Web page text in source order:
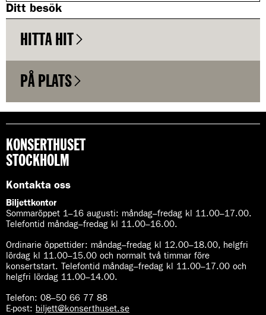
Ditt besök
HITTA HIT
PÅ PLATS
KONSERTHUSET
STOCKHOLM
Kontakta oss
Biljettkontor
Sommaröppet 1–16 augusti: måndag–fredag kl 11.00–17.00.
Telefontid måndag–fredag kl 11.00–16.00.
Ordinarie öppettider: måndag–fredag kl 12.00–18.00, helgfri
lördag kl 11.00–15.00 och normalt två timmar före
konsertstart. Telefontid måndag–fredag kl 11.00–17.00 och
helgfri lördag 11.00–14.00.
Telefon: 08–50 66 77 88
E-post: biljett@konserthuset.se